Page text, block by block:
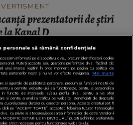
prezentatorii de știri
la Kanal D
personale să rămână confidențiale
informații pe dispozitivul dvs., precum identificatorii cookie
Puteți accepta sau gestiona preferințele dvs. făcând clic
unui interes legitim în orice moment pe pagina cu politica de
partenerilor noștri și nu vă vor afecta navigarea.
Mai multe
si agentiile de publicitate partenere, precum si furnizorii nostri de
a permite website-ului sa functioneze, pentru a personaliza
in functie de interesele si/sau profilul dvs., pentru a va oferi
si pentru a analiza traficul pe website. Beneficiati de drepturile
cu prelucrarea datelor cu caracter personal. Aceste drepturi pot fi
click pe “ACCEPT TOATE”, acceptati folosirea tuturor Tehnologiilor
cu privire la stocarea/accesarea informatiilor de catre Vendor-ii
MODIFIC SETARILE INDIVIDUAL” puteti schimba preferintele
strict necesare pentru functionarea website-ului.